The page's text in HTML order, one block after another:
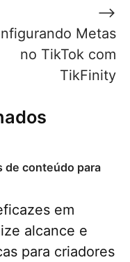
Metas
no TikTok com
TikFinity
⟶
de conteúdo para
em
alcance e
para criadores